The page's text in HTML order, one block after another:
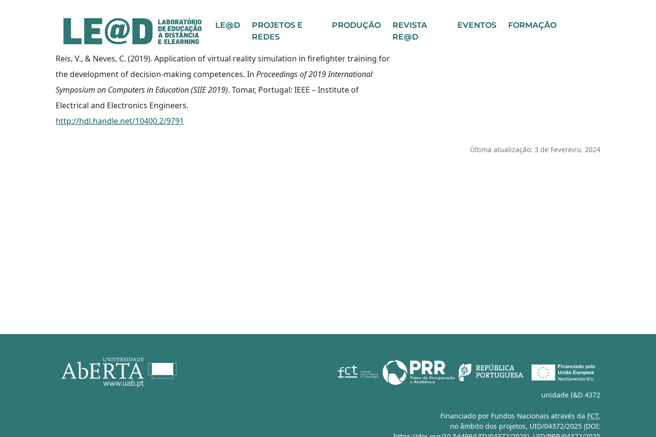
Ir para o conteúdo principal
Informações de acessibilidade LE@D
PROJETOS E
REDES
PRODUÇÃO
REVISTA
RE@D
EVENTOS FORMAÇÃO
Reis, V., & Neves, C. (2019). Application of virtual reality simulation in firefighter training for
the development of decision-making competences. In Proceedings of 2019 International
Symposium on Computers in Education (SIIE 2019). Tomar, Portugal: IEEE – Institute of
Electrical and Electronics Engineers.
http://hdl.handle.net/10400.2/9791
Última atualização: 3 de Fevereiro, 2024
unidade I&D 4372
Financiado por Fundos Nacionais através da FCT,
no âmbito dos projetos, UID/04372/2025 (DOI: